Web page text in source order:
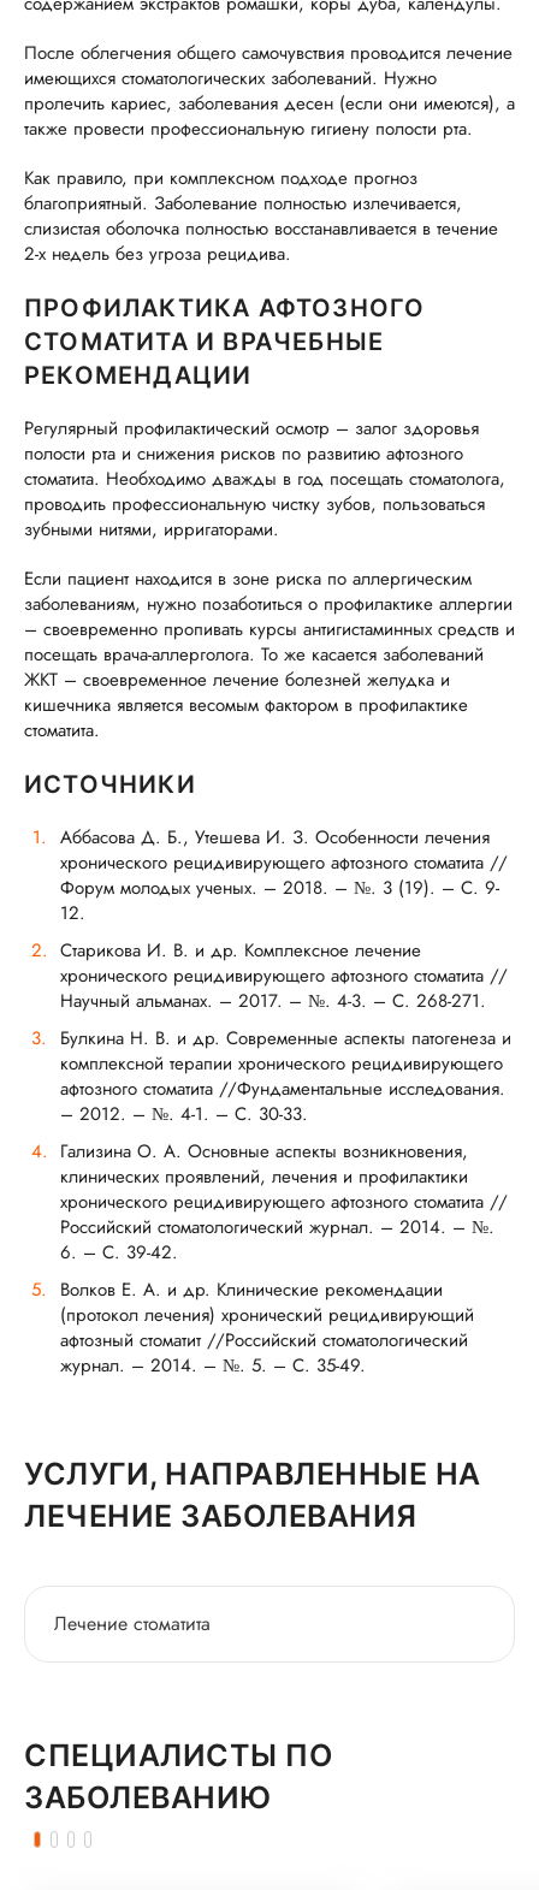
После облегчения общего самочувствия проводится лечение
имеющихся стоматологических заболеваний. Нужно
пролечить кариес, заболевания десен (если они имеются), а
также провести профессиональную гигиену полости рта.
Как правило, при комплексном подходе прогноз
благоприятный. Заболевание полностью излечивается,
слизистая оболочка полностью восстанавливается в течение
2-х недель без угроза рецидива.
ПРОФИЛАКТИКА АФТОЗНОГО
СТОМАТИТА И ВРАЧЕБНЫЕ
РЕКОМЕНДАЦИИ
Регулярный профилактический осмотр – залог здоровья
полости рта и снижения рисков по развитию афтозного
стоматита. Необходимо дважды в год посещать стоматолога,
проводить профессиональную чистку зубов, пользоваться
зубными нитями, ирригаторами.
Если пациент находится в зоне риска по аллергическим
заболеваниям, нужно позаботиться о профилактике аллергии
– своевременно пропивать курсы антигистаминных средств и
посещать врача-аллерголога. То же касается заболеваний
ЖКТ – своевременное лечение болезней желудка и
кишечника является весомым фактором в профилактике
стоматита.
ИСТОЧНИКИ
Аббасова Д. Б., Утешева И. З. Особенности лечения
хронического рецидивирующего афтозного стоматита //
Форум молодых ученых. – 2018. – №. 3 (19). – С. 9-
12.
Старикова И. В. и др. Комплексное лечение
хронического рецидивирующего афтозного стоматита //
Научный альманах. – 2017. – №. 4-3. – С. 268-271.
Булкина Н. В. и др. Современные аспекты патогенеза и
комплексной терапии хронического рецидивирующего
афтозного стоматита //Фундаментальные исследования.
– 2012. – №. 4-1. – С. 30-33.
Гализина О. А. Основные аспекты возникновения,
клинических проявлений, лечения и профилактики
хронического рецидивирующего афтозного стоматита //
Российский стоматологический журнал. – 2014. – №.
6. – С. 39-42.
Волков Е. А. и др. Клинические рекомендации
(протокол лечения) хронический рецидивирующий
афтозный стоматит //Российский стоматологический
журнал. – 2014. – №. 5. – С. 35-49.
УСЛУГИ, НАПРАВЛЕННЫЕ НА
ЛЕЧЕНИЕ ЗАБОЛЕВАНИЯ
Лечение стоматита
СПЕЦИАЛИСТЫ ПО
ЗАБОЛЕВАНИЮ